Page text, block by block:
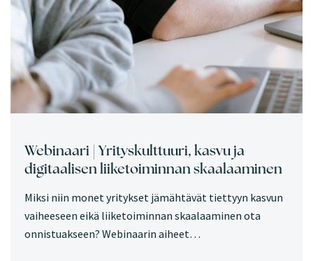
Webinaari | Yrityskulttuuri, kasvu ja
digitaalisen liiketoiminnan skaalaaminen
Miksi niin monet yritykset jämähtävät tiettyyn kasvun
vaiheeseen eikä liiketoiminnan skaalaaminen ota
onnistuakseen? Webinaarin aiheet…